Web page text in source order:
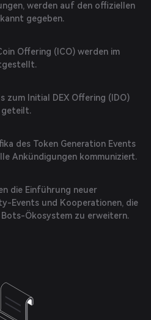
werden auf den offiziellen
gegeben.
Offering (ICO) werden im
zum Initial DEX Offering (IDO)
geteilt.
des Token Generation Events
Ankündigungen kommuniziert.
die Einführung neuer
Events und Kooperationen, die
Ökosystem zu erweitern.